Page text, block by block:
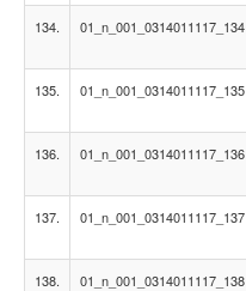
134. 01_n_001_0314011117_134
135. 01_n_001_0314011117_135
136. 01_n_001_0314011117_136
137. 01_n_001_0314011117_137
138. 01_n_001_0314011117_138